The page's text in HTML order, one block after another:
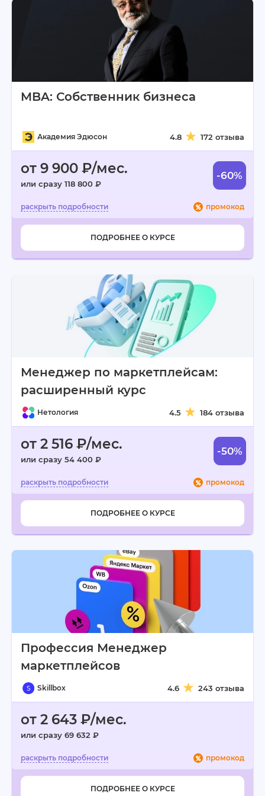
MBA: Собственник бизнеса
Академия Эдюсон 4.8 172 отзыва
от 9 900 ₽/мес.
или сразу 118 800 ₽
-60%
промокод
ПОДРОБНЕЕ О КУРСЕ
Менеджер по маркетплейсам:
расширенный курс
Нетология 4.5 184 отзыва
от 2 516 ₽/мес.
или сразу 54 400 ₽
-50%
промокод
ПОДРОБНЕЕ О КУРСЕ
Профессия Менеджер
маркетплейсов
Skillbox 4.6 243 отзыва
от 2 643 ₽/мес.
или сразу 69 632 ₽
промокод
ПОДРОБНЕЕ О КУРСЕ